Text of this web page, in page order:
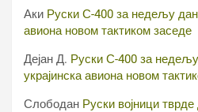
Аки Руски С-400 за недељу
авиона новом тактиком заседе
Дејан Д. Руски С-400 за
украјинска авиона новом
Слободан Руски војници